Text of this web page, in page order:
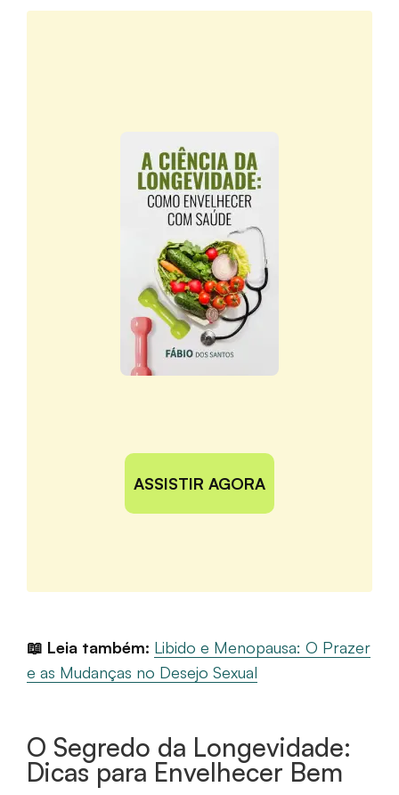
ASSISTIR AGORA
📖 Leia também: Libido e Menopausa: O Prazer
e as Mudanças no Desejo Sexual
O Segredo da Longevidade:
Dicas para Envelhecer Bem